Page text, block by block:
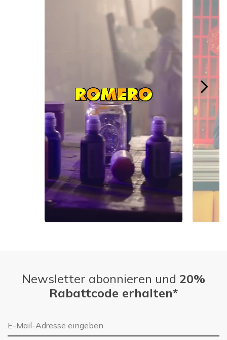
Newsletter abonnieren und 20%
Rabattcode erhalten*
E-Mail-Adresse